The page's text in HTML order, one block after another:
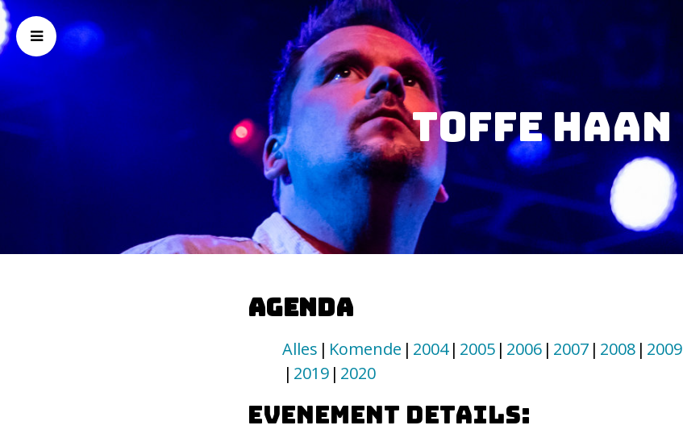
Toffe Haan
Agenda
Alles Komende 2004 2005 2006 2007 2008 2009
2019 2020
Evenement details: